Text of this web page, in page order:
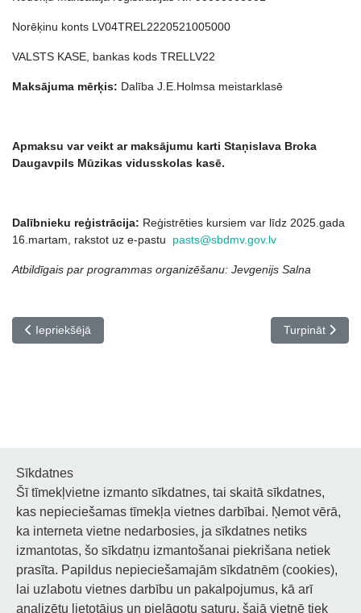
Norēķinu konts LV04TREL2220521005000
VALSTS KASE, bankas kods TRELLV22
Maksājuma mērķis: Dalība J.E.Holmsa meistarklasē
Apmaksu var veikt ar maksājumu karti Staņislava Broka
Daugavpils Mūzikas vidusskolas kasē.
Dalībnieku reģistrācija: Reģistrēties kursiem var līdz 2025.gada
16.martam, rakstot uz e-pastu pasts@sbdmv.gov.lv
Atbildīgais par programmas organizēšanu: Jevgenijs Salna
Iepriekšējais raksts: Pedagogu profesionālās kvalifikācijas
Iepriekšējā Nākamais
Turpināt
Noderīgi
Privātuma politika
Sīkdatņu privātuma politika
Piekļūstamība
Sīkdatnes
Šī tīmekļvietne izmanto sīkdatnes, tai skaitā sīkdatnes,
kas nepieciešamas tīmekļa vietnes darbībai. Ņemot vērā,
ka interneta vietne nedarbosies, ja sīkdatnes netiks
izmantotas, šo sīkdatņu izmantošanai piekrišana netiek
prasīta. Papildus nepieciešamajām sīkdatnēm (cookies),
lai uzlabotu vietnes darbību un pakalpojumus, kā arī
analizētu lietotājus un pielāgotu saturu, šajā vietnē tiek